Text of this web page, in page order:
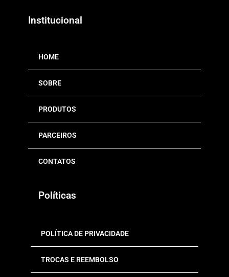
Institucional
HOME
SOBRE
PRODUTOS
PARCEIROS
CONTATOS
Políticas
POLÍTICA DE PRIVACIDADE
TROCAS E REEMBOLSO